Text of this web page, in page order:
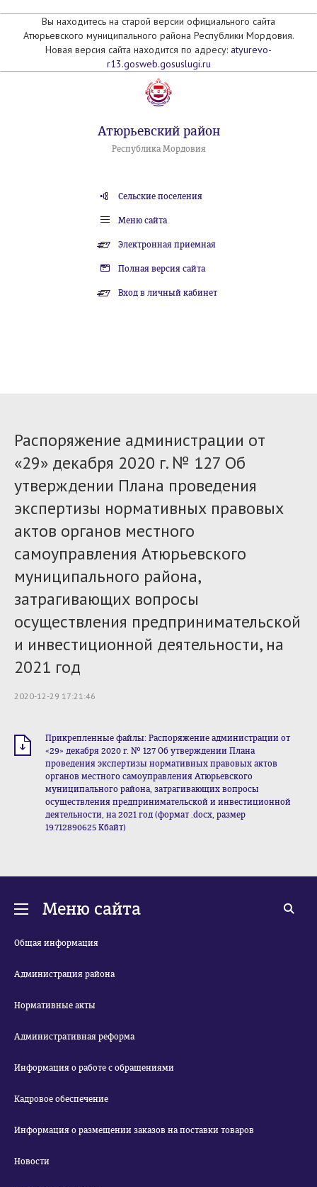
Вы находитесь на старой версии официального сайта
Атюрьевского муниципального района Республики Мордовия.
Новая версия сайта находится по адресу: atyurevo-
r13.gosweb.gosuslugi.ru
Атюрьевский район
Республика Мордовия
Сельские поселения
Меню сайта
Электронная приемная
Полная версия сайта
Вход в личный кабинет
Распоряжение администрации от
«29» декабря 2020 г. № 127 Об
утверждении Плана проведения
экспертизы нормативных правовых
актов органов местного
самоуправления Атюрьевского
муниципального района,
затрагивающих вопросы
осуществления предпринимательской
и инвестиционной деятельности, на
2021 год
2020-12-29 17:21:46
Прикрепленные файлы: Распоряжение администрации от
«29» декабря 2020 г. № 127 Об утверждении Плана
проведения экспертизы нормативных правовых актов
органов местного самоуправления Атюрьевского
муниципального района, затрагивающих вопросы
осуществления предпринимательской и инвестиционной
деятельности, на 2021 год (формат .docx, размер
19.712890625 Кбайт)
Меню сайта
Общая информация
Администрация района
Нормативные акты
Административная реформа
Информация о работе с обращениями
Кадровое обеспечение
Информация о размещении заказов на поставки товаров
Новости